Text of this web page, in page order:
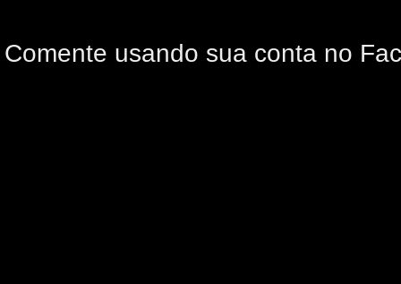
Comente usando sua conta no